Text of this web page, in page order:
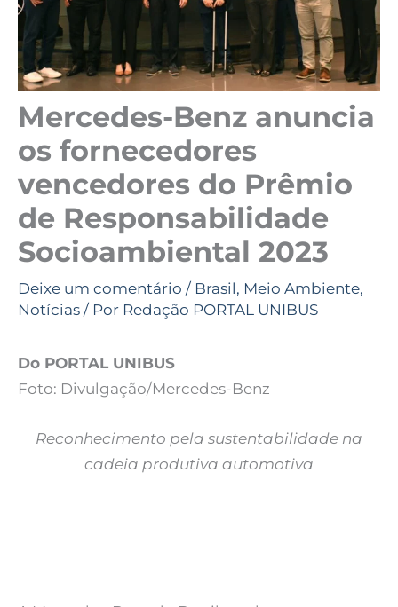
Mercedes-Benz anuncia
os fornecedores
vencedores do Prêmio
de Responsabilidade
Socioambiental 2023
Deixe um comentário / Brasil, Meio Ambiente,
Notícias / Por Redação PORTAL UNIBUS
Do PORTAL UNIBUS
Foto: Divulgação/Mercedes-Benz
Reconhecimento pela sustentabilidade na
cadeia produtiva automotiva